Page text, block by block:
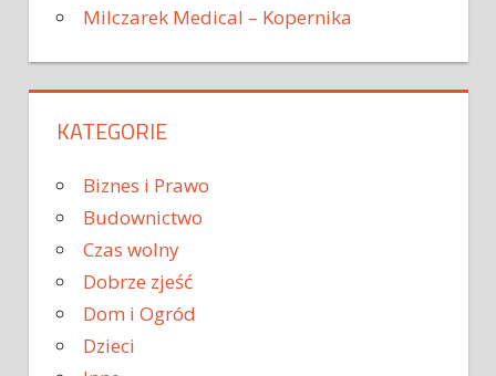
Milczarek Medical – Kopernika
KATEGORIE
Biznes i Prawo
Budownictwo
Czas wolny
Dobrze zjeść
Dom i Ogród
Dzieci